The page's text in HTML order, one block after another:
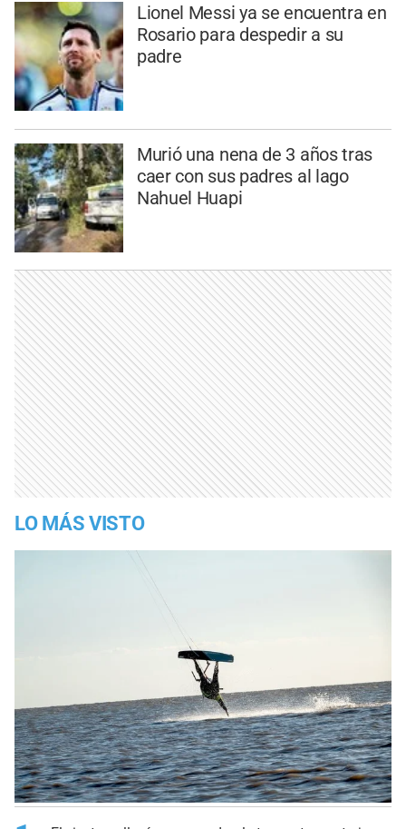
Lionel Messi ya se encuentra en
Rosario para despedir a su
padre
Murió una nena de 3 años tras
caer con sus padres al lago
Nahuel Huapi
LO MÁS VISTO